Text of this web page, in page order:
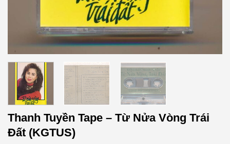
Thanh Tuyền Tape – Từ Nửa Vòng Trái
Đất (KGTUS)